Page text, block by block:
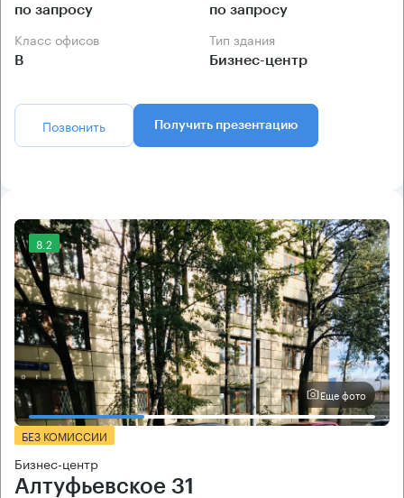
по запросу по запросу
Класс офисов
B
Тип здания
Бизнес-центр
Позвонить Получить презентацию
8.2
Еще фото
БЕЗ КОМИССИИ
Бизнес-центр
Алтуфьевское 31